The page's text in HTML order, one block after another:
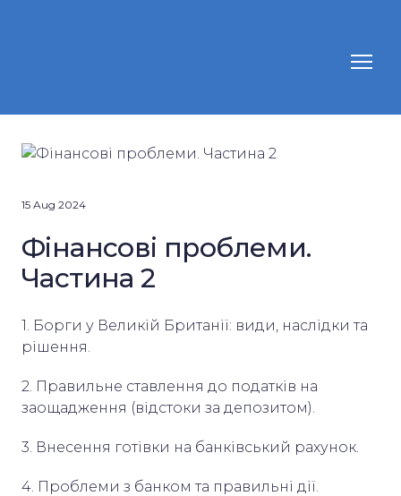
15 Aug 2024
Фінансові проблеми.
Частина 2
1. Борги у Великій Британії: види, наслідки та
рішення.
2. Правильне ставлення до податків на
заощадження (відстоки за депозитом).
3. Внесення готівки на банківський рахунок.
4. Проблеми з банком та правильні дії.